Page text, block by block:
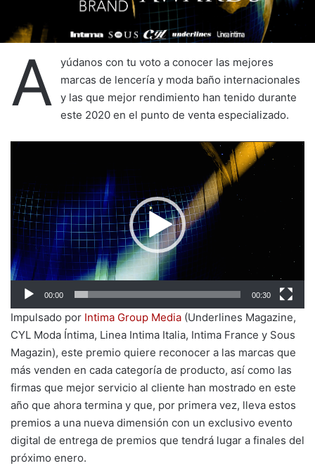
A
yúdanos con tu voto a conocer las mejores
marcas de lencería y moda baño internacionales
y las que mejor rendimiento han tenido durante
este 2020 en el punto de venta especializado.
vídeo
00:00 00:30
Impulsado por Intima Group Media (Underlines Magazine,
CYL Moda Íntima, Linea Intima Italia, Intima France y Sous
Magazin), este premio quiere reconocer a las marcas que
más venden en cada categoría de producto, así como las
firmas que mejor servicio al cliente han mostrado en este
año que ahora termina y que, por primera vez, lleva estos
premios a una nueva dimensión con un exclusivo evento
digital de entrega de premios que tendrá lugar a finales del
próximo enero.